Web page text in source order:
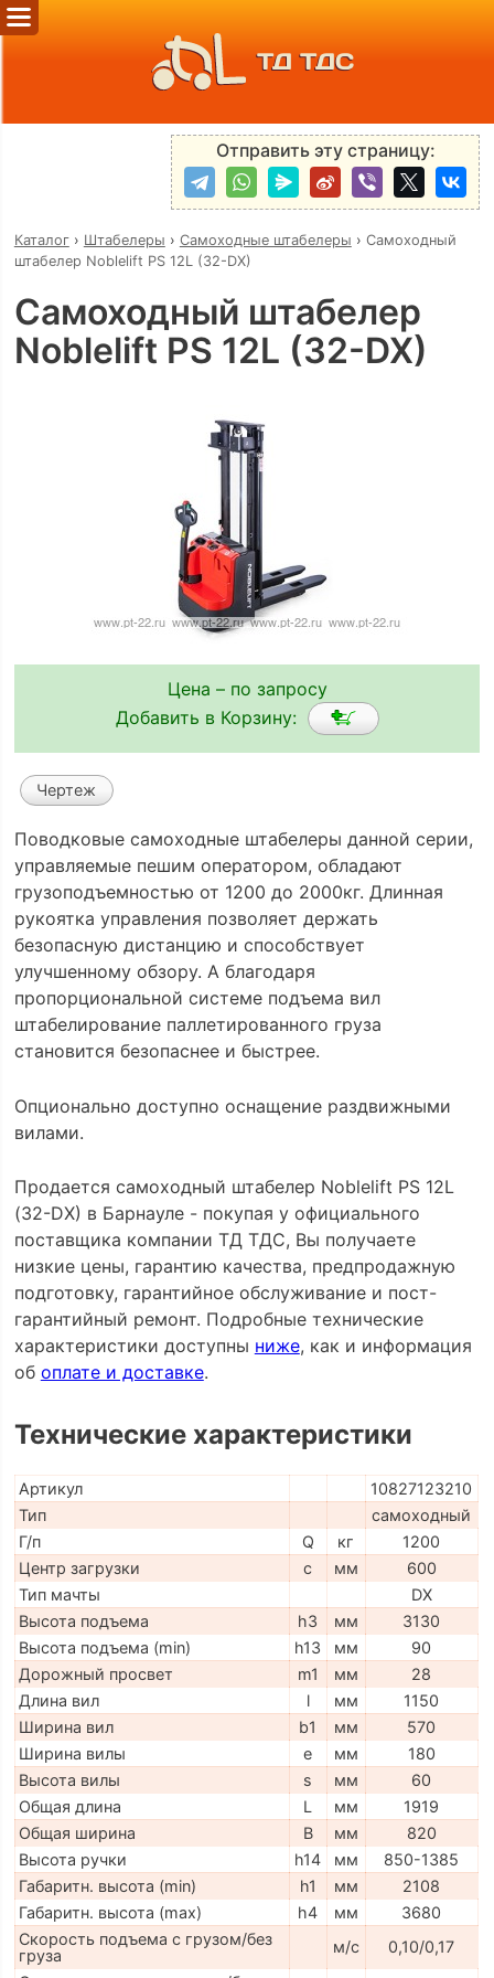
ТД ТДС
Отправить эту страницу:
Каталог› Штабелеры › Самоходные штабелеры › Самоходный
штабелер Noblelift PS 12L (32-DX)
Самоходный штабелер
Noblelift PS 12L (32-DX)
Цена – по запросу
Добавить в Корзину:
Чертеж
Поводковые самоходные штабелеры данной серии,
управляемые пешим оператором, обладают
грузоподъемностью от 1200 до 2000кг. Длинная
рукоятка управления позволяет держать
безопасную дистанцию и способствует
улучшенному обзору. А благодаря
пропорциональной системе подъема вил
штабелирование паллетированного груза
становится безопаснее и быстрее.
Опционально доступно оснащение раздвижными
вилами.
Продается самоходный штабелер Noblelift PS 12L
(32-DX) в Барнауле - покупая у официального
поставщика компании ТД ТДС, Вы получаете
низкие цены, гарантию качества, предпродажную
подготовку, гарантийное обслуживание и пост-
гарантийный ремонт. Подробные технические
характеристики доступны ниже, как и информация
об оплате и доставке.
Технические характеристики
Артикул
10827123210
Тип
самоходный
Г/п
Q кг
1200
Центр загрузки
c мм
600
Тип мачты
DX
Высота подъема
h3 мм
3130
Высота подъема (min)
h13 мм
90
Дорожный просвет
m1 мм
28
Длина вил
l мм
1150
Ширина вил
b1 мм
570
Ширина вилы
e мм
180
Высота вилы
s мм
60
Общая длина
L мм
1919
Общая ширина
B мм
820
Высота ручки
h14 мм
850-1385
Габаритн. высота (min)
h1 мм
2108
Габаритн. высота (max)
h4 мм
3680
Скорость подъема с грузом/без
груза
м/с
0,10/0,17